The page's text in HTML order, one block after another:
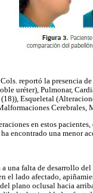
reportó la presencia
uréter), Pulmonar,
Esqueletal
en estos
encontrado una menor
una falta de desarrollo
el lado afectado,
plano oclusal hacia